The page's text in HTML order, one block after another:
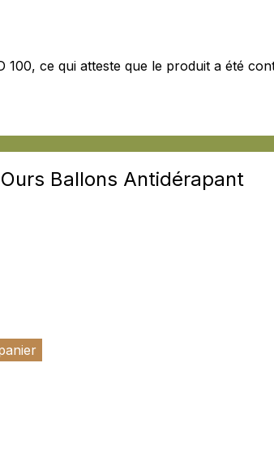
100, ce qui atteste que le produit a été
Ballons Antidérapant